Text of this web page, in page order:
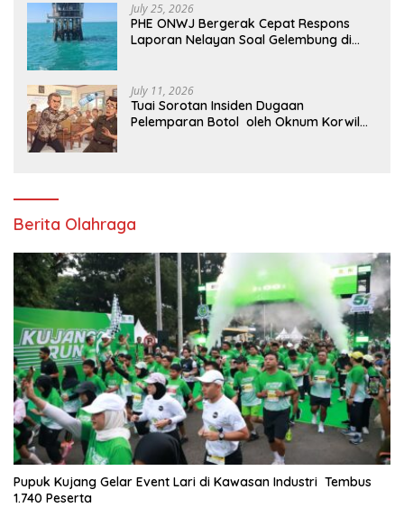
July 25, 2026
PHE ONWJ Bergerak Cepat Respons
Laporan Nelayan Soal Gelembung di
July 11, 2026
Tuai Sorotan Insiden Dugaan
Pelemparan Botol oleh Oknum Korwil
Berita Olahraga
Pupuk Kujang Gelar Event Lari di Kawasan Industri Tembus
1.740 Peserta